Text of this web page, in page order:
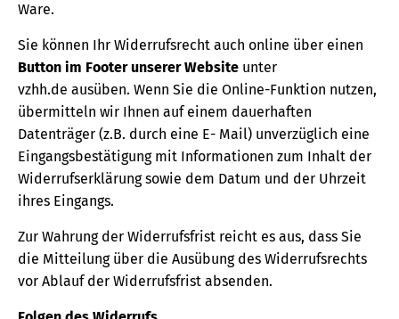
Ware.
Sie können Ihr Widerrufsrecht auch online über einen
Button im Footer unserer Website unter
vzhh.de ausüben. Wenn Sie die Online-Funktion nutzen,
übermitteln wir Ihnen auf einem dauerhaften
Datenträger (z.B. durch eine E- Mail) unverzüglich eine
Eingangsbestätigung mit Informationen zum Inhalt der
Widerrufserklärung sowie dem Datum und der Uhrzeit
ihres Eingangs.
Zur Wahrung der Widerrufsfrist reicht es aus, dass Sie
die Mitteilung über die Ausübung des Widerrufsrechts
vor Ablauf der Widerrufsfrist absenden.